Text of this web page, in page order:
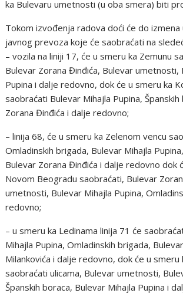
ka Bulevaru umetnosti (u oba smera) biti
Tokom izvođenja radova doći će do izmena
javnog prevoza koje će saobraćati na
– vozila na liniji 17, će u smeru ka Zemunu
Bulevar Zorana Đinđića, Bulevar umetnosti,
Pupina i dalje redovno, dok će u smeru ka
saobraćati Bulevar Mihajla Pupina,
Zorana Đinđića i dalje redovno;
– linija 68, će u smeru ka Zelenom vencu
Omladinskih brigada, Bulevar Mihajla
Bulevar Zorana Đinđića i dalje redovno dok
Novom Beogradu saobraćati, Bulevar
umetnosti, Bulevar Mihajla Pupina,
redovno;
– u smeru ka Ledinama linija 71 će
Mihajla Pupina, Omladinskih brigada,
Milankovića i dalje redovno, dok će u smeru
saobraćati ulicama, Bulevar umetnosti,
Španskih boraca, Bulevar Mihajla Pupina i